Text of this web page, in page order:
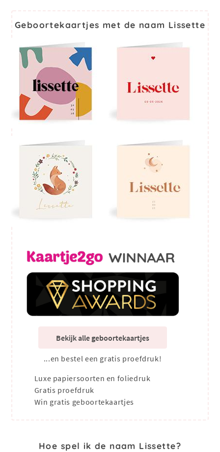
Geboortekaartjes met de naam Lissette
Bekijk alle geboortekaartjes
...en bestel een gratis proefdruk!
Luxe papiersoorten en foliedruk
Gratis proefdruk
Win gratis geboortekaartjes
Hoe spel ik de naam Lissette?